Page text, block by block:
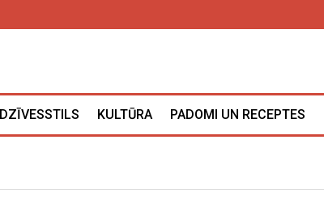
DZĪVESSTILS KULTŪRA PADOMI UN RECEPTES